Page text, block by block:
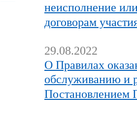
неисполнение
договорам
29.08.2022
О Правилах
обслуживанию и
Постановлением